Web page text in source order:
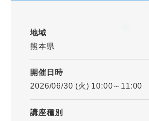
地域
熊本県
開催日時
2026/06/30 (火) 10:00～11:00
講座種別